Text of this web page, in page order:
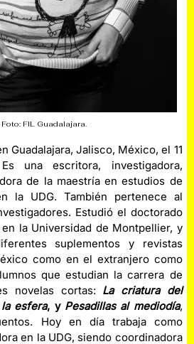
FIL Guadalajara.
Guadalajara, Jalisco, México, el 11
una escritora, investigadora,
de la maestría en estudios de
la UDG. También pertenece al
Estudió el doctorado
la Universidad de Montpellier, y
suplementos y revistas
como en el extranjero como
que estudian la carrera de
novelas cortas: La criatura del
esfera, y Pesadillas al mediodía,
Hoy en día trabaja como
en la UDG, siendo coordinadora